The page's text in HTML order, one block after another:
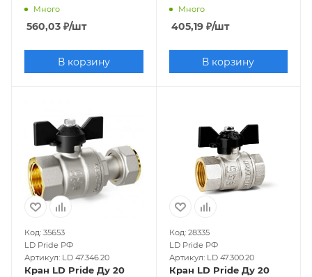
(серия - ГОСТ)
Много
560,03 ₽/шт
В корзину
(серия - ГОСТ)
Много
405,19₽/шт
В корзину
Код: 35653
LD Pride РФ
Артикул: LD 47.346.20
Кран LD Pride Ду 20
Код: 28335
LD Pride РФ
Артикул: LD 47.300.20
Кран LD Pride Ду 20